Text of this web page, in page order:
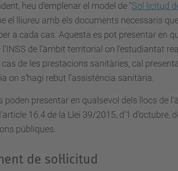
heu d'emplenar el model de "Sol·licitud
el lliureu amb els documents necessaris
a cada cas. Aquesta es pot presentar en
de l’àmbit territorial on l’estudiantat
de les prestacions sanitàries, cal
on s’hagi rebut l’assistència sanitària.
poden presentar en qualsevol dels llocs de
16.4 de la Llei 39/2015, d’1
públiques.
de sol·licitud